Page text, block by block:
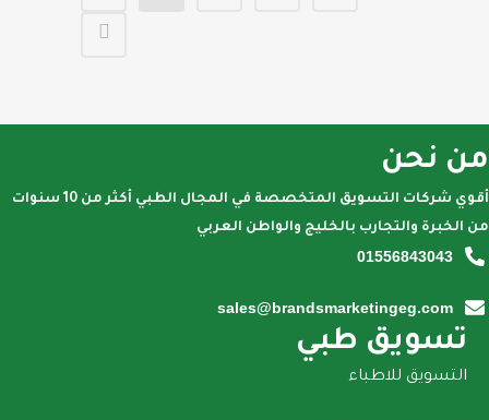
من نحن
أقوي شركات التسويق المتخصصة في المجال الطبي أكثر من 10 سنوات
من الخبرة والتجارب بالخليج والواطن العربي
01556843043
sales@brandsmarketingeg.com
تسويق طبي
التسويق للاطباء